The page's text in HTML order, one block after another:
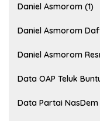
Daniel Asmorom (1)
Daniel Asmorom
Daniel Asmorom
Data OAP Teluk
Data Partai NasDem